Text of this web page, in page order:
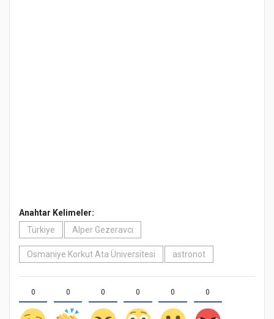
Anahtar Kelimeler:
Türkiye
Alper Gezeravcı
Osmaniye Korkut Ata Üniversitesi astronot
0 0 0 0 0 0